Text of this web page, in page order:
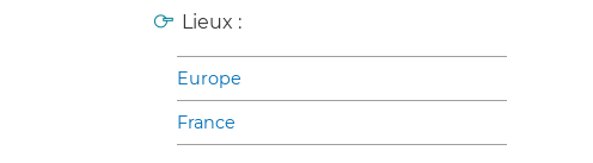
Lieux :
Europe
France